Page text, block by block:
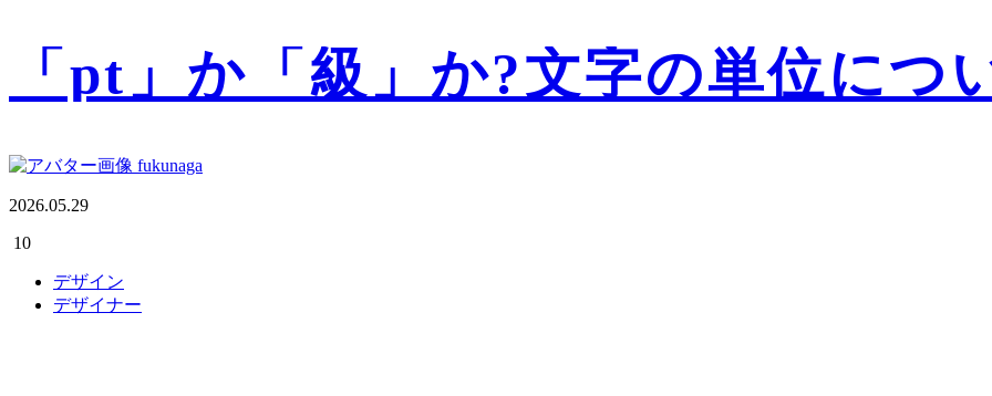
「pt」か「級」か?文字の単位につ
fukunaga
2026.05.29
10
デザイン
デザイナー